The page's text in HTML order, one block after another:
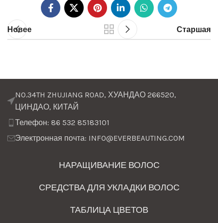
Новее Старшая
NO.34TH ZHUJIANG ROAD, ХУАНДАО 266520,
ЦИНДАО, КИТАЙ
Телефон: 86 532 85183101
Электронная почта: INFO@EVERBEAUTING.COM
НАРАЩИВАНИЕ ВОЛОС
СРЕДСТВА ДЛЯ УКЛАДКИ ВОЛОС
ТАБЛИЦА ЦВЕТОВ